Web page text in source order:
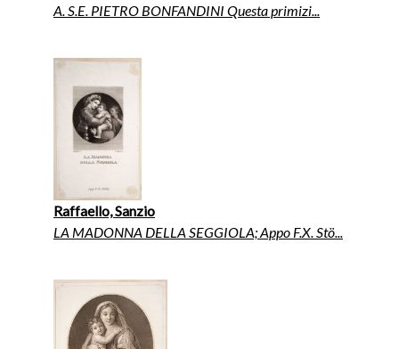
A. S.E. PIETRO BONFANDINI Questa primizi...
Raffaello, Sanzio
LA MADONNA DELLA SEGGIOLA; Appo F.X. Stö...